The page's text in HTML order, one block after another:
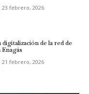
23 febrero, 2026
de la red de
21 febrero, 2026